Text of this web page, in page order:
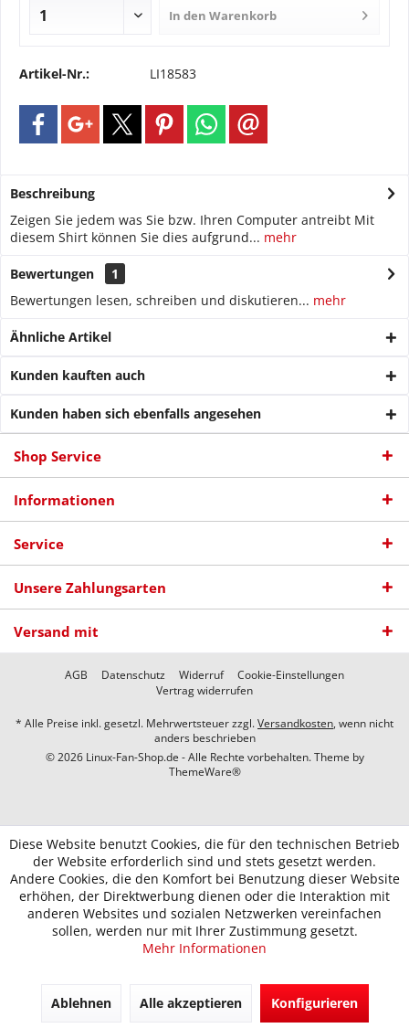
In den Warenkorb
Artikel-Nr.: LI18583
Beschreibung
Zeigen Sie jedem was Sie bzw. Ihren Computer antreibt Mit
diesem Shirt können Sie dies aufgrund... mehr
Bewertungen
1
Bewertungen lesen, schreiben und diskutieren... mehr
Ähnliche Artikel
Kunden kauften auch
Kunden haben sich ebenfalls angesehen
Shop Service
Informationen
Service
Unsere Zahlungsarten
Versand mit
AGB Datenschutz Widerruf
Cookie-Einstellungen
Vertrag widerrufen
* Alle Preise inkl. gesetzl. Mehrwertsteuer zzgl.Versandkosten, wenn nicht
anders beschrieben
© 2026 Linux-Fan-Shop.de - Alle Rechte vorbehalten. Theme by
ThemeWare®
Diese Website benutzt Cookies, die für den technischen Betrieb
der Website erforderlich sind und stets gesetzt werden.
Andere Cookies, die den Komfort bei Benutzung dieser Website
erhöhen, der Direktwerbung dienen oder die Interaktion mit
anderen Websites und sozialen Netzwerken vereinfachen
sollen, werden nur mit Ihrer Zustimmung gesetzt.
Mehr Informationen
Ablehnen Alle akzeptieren Konfigurieren